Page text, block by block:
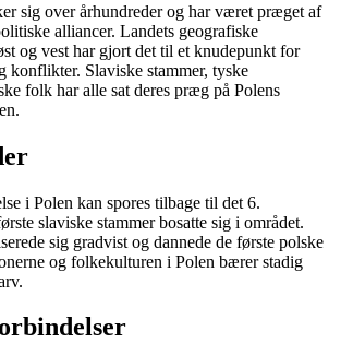
sig over århundreder og har været præget af
alliancer. Landets geografiske
og vest har gjort det til et knudepunkt for
konflikter. Slaviske stammer, tyske
folk har alle sat deres præg på Polens
i Polen kan spores tilbage til det 6.
slaviske stammer bosatte sig i området.
sig gradvist og dannede de første polske
og folkekulturen i Polen bærer stadig